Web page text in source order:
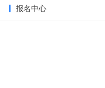
报名中心